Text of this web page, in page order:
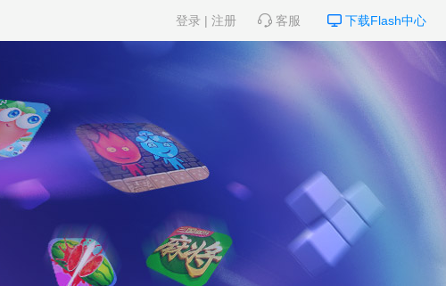
下载Flash中心
客服
登录 | 注册